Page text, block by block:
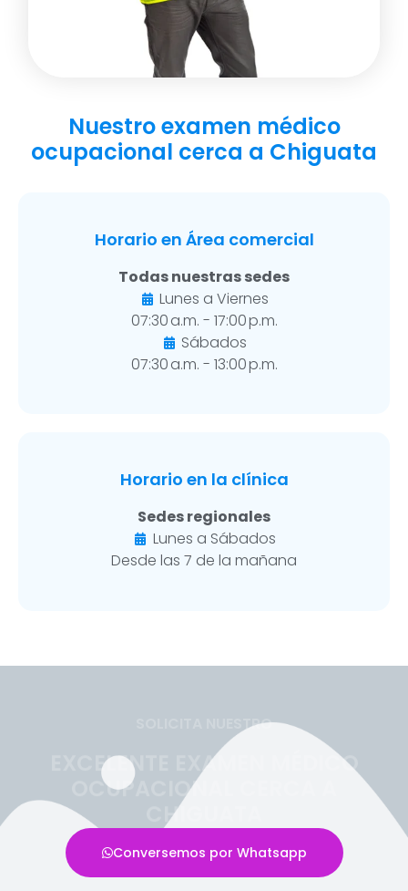
Nuestro examen médico
ocupacional cerca a Chiguata
Horario en Área comercial
Todas nuestras sedes
Lunes a Viernes
07:30 a.m. - 17:00 p.m.
Sábados
07:30 a.m. - 13:00 p.m.
Horario en la clínica
Sedes regionales
Lunes a Sábados
Desde las 7 de la mañana
SOLICITA NUESTRO
EXCELENTE EXAMEN MÉDICO
OCUPACIONAL CERCA A
CHIGUATA
Conversemos por Whatsapp